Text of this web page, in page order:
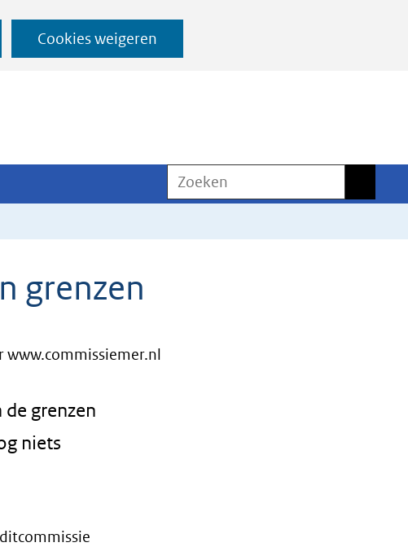
Cookies weigeren
Zoeken
grenzen
www.commissiemer.nl
grenzen
niets